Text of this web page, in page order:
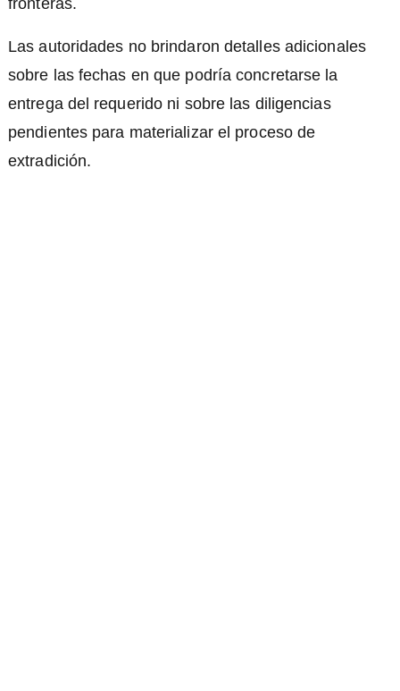
fronteras.
Las autoridades no brindaron detalles adicionales
sobre las fechas en que podría concretarse la
entrega del requerido ni sobre las diligencias
pendientes para materializar el proceso de
extradición.